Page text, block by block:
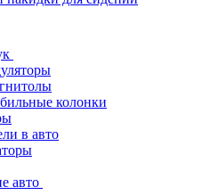
колонки
в авто
авто